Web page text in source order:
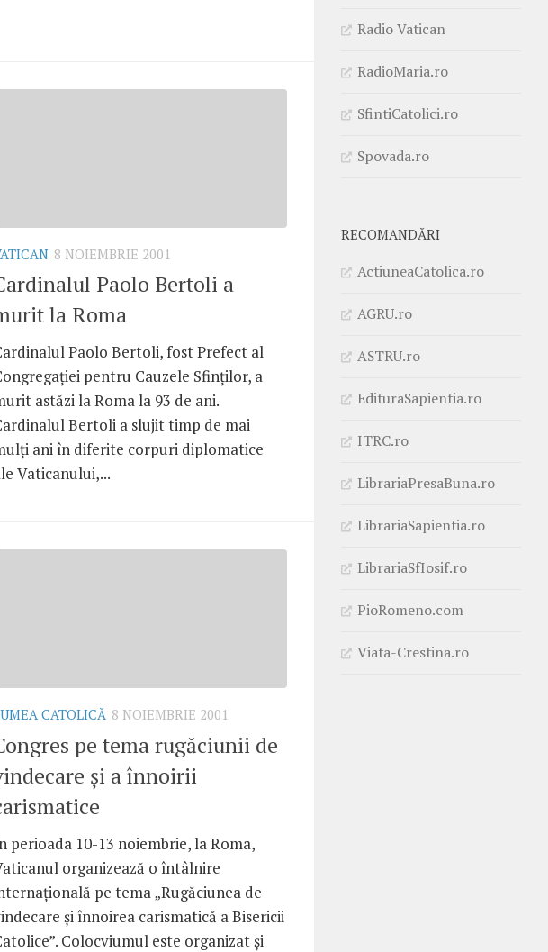
8 NOIEMBRIE 2001
Paolo Bertoli a
la Roma
Paolo Bertoli, fost Prefect al
pentru Cauzele Sfinţilor, a
astăzi la Roma la 93 de ani.
Bertoli a slujit timp de mai
ani în diferite corpuri diplomatice
Vaticanului,...
CATOLICĂ 8 NOIEMBRIE 2001
pe tema rugăciunii de
şi a înnoirii
perioada 10-13 noiembrie, la Roma,
organizează o întâlnire
pe tema „Rugăciunea de
şi înnoirea carismatică a Bisericii
Colocviumul este organizat şi
Radio Vatican
RadioMaria.ro
SfintiCatolici.ro
Spovada.ro
RECOMANDĂRI
ActiuneaCatolica.ro
AGRU.ro
ASTRU.ro
EdituraSapientia.ro
ITRC.ro
LibrariaPresaBuna.ro
LibrariaSapientia.ro
LibrariaSfIosif.ro
PioRomeno.com
Viata-Crestina.ro